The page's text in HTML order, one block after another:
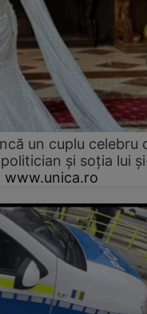
un cuplu celebru
și soția lui
www.unica.ro